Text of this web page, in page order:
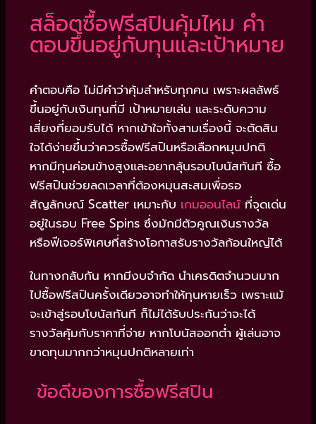
สล็อตซื้อฟรีสปินคุ้มไหม คำ
ตอบขึ้นอยู่กับทุนและเป้าหมาย
คำตอบคือ ไม่มีคำว่าคุ้มสำหรับทุกคน เพราะผลลัพธ์
ขึ้นอยู่กับเงินทุนที่มี เป้าหมายเล่น และระดับความ
เสี่ยงที่ยอมรับได้ หากเข้าใจทั้งสามเรื่องนี้ จะตัดสิน
ใจได้ง่ายขึ้นว่าควรซื้อฟรีสปินหรือเลือกหมุนปกติ
หากมีทุนค่อนข้างสูงและอยากลุ้นรอบโบนัสทันที ซื้อ
ฟรีสปินช่วยลดเวลาที่ต้องหมุนสะสมเพื่อรอ
สัญลักษณ์ Scatter เหมาะกับ เกมออนไลน์ ที่จุดเด่น
อยู่ในรอบ Free Spins ซึ่งมักมีตัวคูณเงินรางวัล
หรือฟีเจอร์พิเศษที่สร้างโอกาสรับรางวัลก้อนใหญ่ได้
ในทางกลับกัน หากมีงบจำกัด นำเครดิตจำนวนมาก
ไปซื้อฟรีสปินครั้งเดียวอาจทำให้ทุนหายเร็ว เพราะแม้
จะเข้าสู่รอบโบนัสทันที ก็ไม่ได้รับประกันว่าจะได้
รางวัลคุ้มกับราคาที่จ่าย หากโบนัสออกต่ำ ผู้เล่นอาจ
ขาดทุนมากกว่าหมุนปกติหลายเท่า
ข้อดีของการซื้อฟรีสปิน